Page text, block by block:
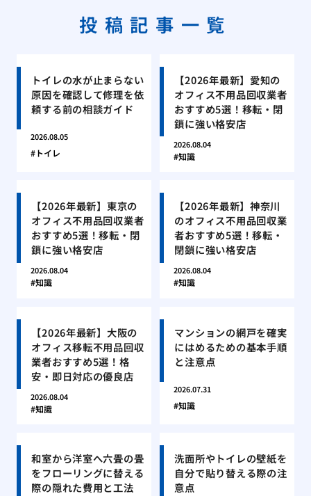
投稿記事一覧
トイレの水が止まらない
原因を確認して修理を依
頼する前の相談ガイド
2026.08.05
トイレ
【2026年最新】愛知の
オフィス不用品回収業者
おすすめ5選！移転・閉
鎖に強い格安店
2026.08.04
知識
【2026年最新】東京の
オフィス不用品回収業者
おすすめ5選！移転・閉
鎖に強い格安店
2026.08.04
知識
【2026年最新】神奈川
のオフィス不用品回収業
者おすすめ5選！移転・
閉鎖に強い格安店
2026.08.04
知識
【2026年最新】大阪の
オフィス移転不用品回収
業者おすすめ5選！格
安・即日対応の優良店
2026.08.04
知識
マンションの網戸を確実
にはめるための基本手順
と注意点
2026.07.31
知識
和室から洋室へ六畳の畳
をフローリングに替える
際の隠れた費用と工法
洗面所やトイレの壁紙を
自分で貼り替える際の注
意点